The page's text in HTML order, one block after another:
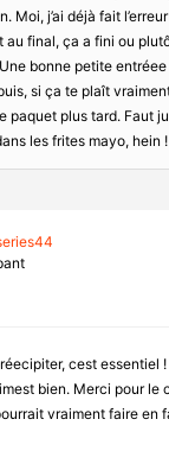
Moi, j’ai déjà fait
au final, ça a fini ou
bonne petite
si ça te plaît
paquet plus tard. Faut
les frites mayo, hein
cest essentiel !
bien. Merci pour le
vraiment faire en